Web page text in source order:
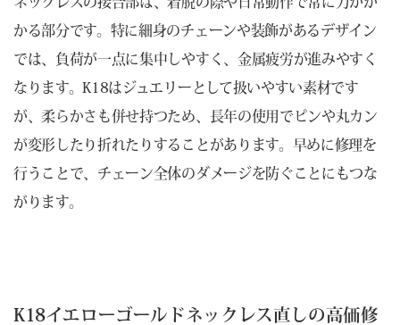
かる部分です。特に細身のチェーンや装飾があるデザイン
では、負荷が一点に集中しやすく、金属疲労が進みやすく
なります。K18はジュエリーとして扱いやすい素材です
が、柔らかさも併せ持つため、長年の使用でピンや丸カン
が変形したり折れたりすることがあります。早めに修理を
行うことで、チェーン全体のダメージを防ぐことにもつな
がります。
K18イエローゴールドネックレス直しの高価修